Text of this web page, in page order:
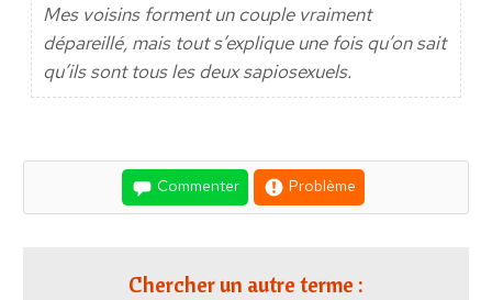
Mes voisins forment un couple vraiment
dépareillé, mais tout s’explique une fois qu’on sait
qu’ils sont tous les deux sapiosexuels.
Commenter Problème
Chercher un autre terme :